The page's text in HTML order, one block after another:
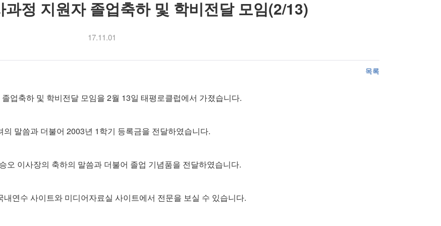
과정 지원자 졸업축하 및 학비전달 모임(2/13)
17.11.01
목록
업축하 및 학비전달 모임을 2월 13일 태평로클럽에서 가졌습니다.
말씀과 더불어 2003년 1학기 등록금을 전달하였습니다.
오 이사장의 축하의 말씀과 더불어 졸업 기념품을 전달하였습니다.
연수 사이트와 미디어자료실 사이트에서 전문을 보실 수 있습니다.